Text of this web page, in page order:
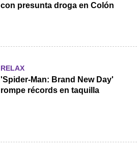
con presunta droga en Colón
RELAX
'Spider-Man: Brand New Day'
rompe récords en taquilla